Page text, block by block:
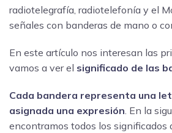
radiotelegrafía, radiotelefonía y el
señales con banderas de mano o
En este artículo nos interesan las
vamos a ver el significado de las
Cada bandera representa una
asignada una expresión. En la
encontramos todos los significados